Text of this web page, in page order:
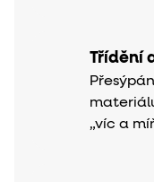
Třídění
„víc a